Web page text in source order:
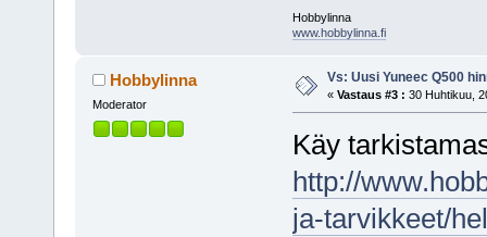
Hobbylinna
www.hobbylinna.fi
Hobbylinna
Moderator
Vs: Uusi Yuneec Q500
« Vastaus #3 : 30 Huhtikuu,
Käy
http://
ja-tarvikkeet/